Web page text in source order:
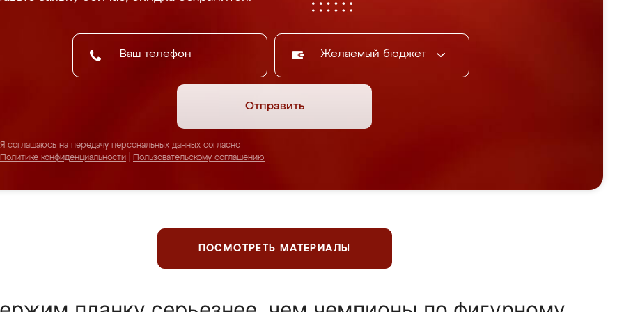
Желаемый бюджет
Отправить
Я соглашаюсь на передачу персональных данных согласно
Политике конфиденциальности
Пользовательскому соглашению
ПОСМОТРЕТЬ МАТЕРИАЛЫ